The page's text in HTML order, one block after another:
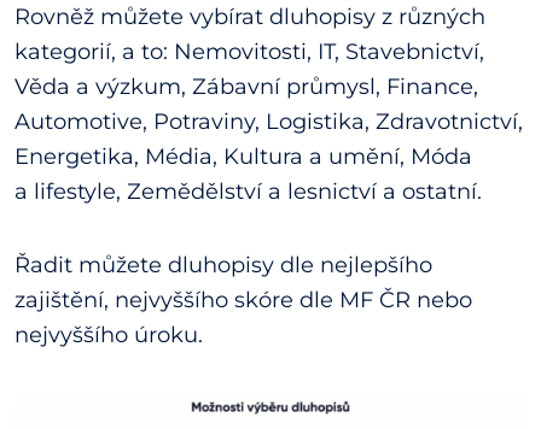
Rovněž můžete vybírat dluhopisy z různých
kategorií, a to: Nemovitosti, IT, Stavebnictví,
Věda a výzkum, Zábavní průmysl, Finance,
Automotive, Potraviny, Logistika, Zdravotnictví,
Energetika, Média, Kultura a umění, Móda
a lifestyle, Zemědělství a lesnictví a ostatní.
Řadit můžete dluhopisy dle nejlepšího
zajištění, nejvyššího skóre dle MF ČR nebo
nejvyššího úroku.